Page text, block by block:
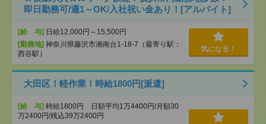
即日勤務可/週1～OK/入社祝い金あり！[アルバイト]
[給 与] 日給12,000円～15,500円
[勤務地] 神奈川県藤沢市湘南台1-18-7（最寄り駅：
西谷駅）
気になる！
大田区！軽作業！時給1800円[派遣]
[給 与] 時給1800円 日額平均1万4400円/月額30
万2400円/残込39万2400円